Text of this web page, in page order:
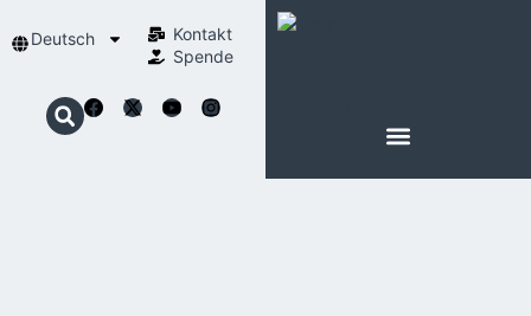
Deutsch
Kontakt
Spende